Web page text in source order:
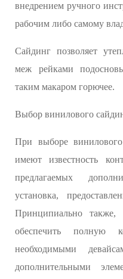
внедрением ручного
рабочим либо самому
Сайдинг позволяет
меж рейками
таким макаром горючее.
Выбор винилового
При выборе
имеют известность
предлагаемых
установка,
Принципиально также,
обеспечить полную
необходимыми
дополнительными